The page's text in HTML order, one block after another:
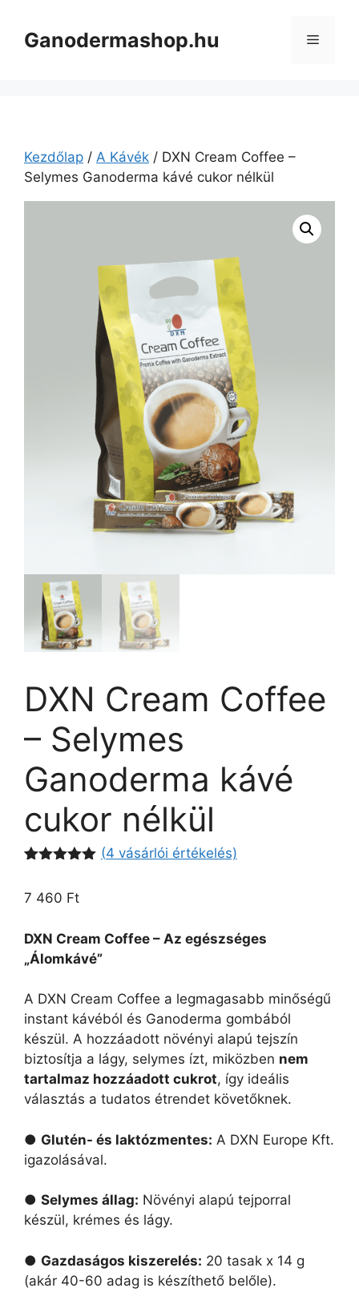
tartalomba
Ganodermashop.hu Menü
Kezdőlap / A Kávék / DXN Cream Coffee –
Selymes Ganoderma kávé cukor nélkül
DXN Cream Coffee
– Selymes
Ganoderma kávé
cukor nélkül
ből,
(4 vásárlói értékelés)
7 460 Ft
DXN Cream Coffee – Az egészséges
„Álomkávé”
A DXN Cream Coffee a legmagasabb minőségű
instant kávéból és Ganoderma gombából
készül. A hozzáadott növényi alapú tejszín
biztosítja a lágy, selymes ízt, miközben nem
tartalmaz hozzáadott cukrot, így ideális
választás a tudatos étrendet követőknek.
● Glutén- és laktózmentes: A DXN Europe Kft.
igazolásával.
● Selymes állag: Növényi alapú tejporral
készül, krémes és lágy.
● Gazdaságos kiszerelés: 20 tasak x 14 g
(akár 40-60 adag is készíthető belőle).